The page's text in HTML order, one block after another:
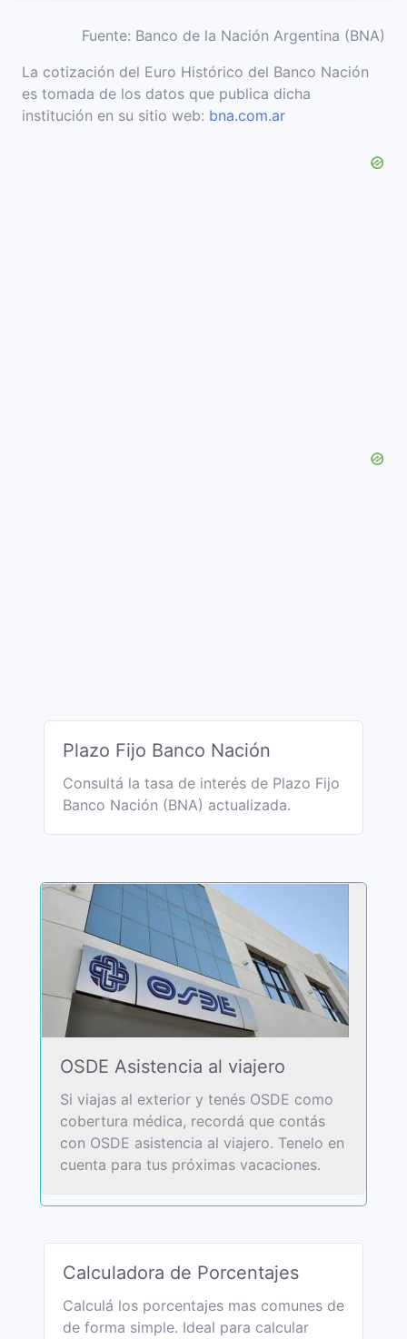
Fuente: Banco de la Nación Argentina (BNA)
La cotización del Euro Histórico del Banco Nación
es tomada de los datos que publica dicha
institución en su sitio web: bna.com.ar
Plazo Fijo Banco Nación
Consultá la tasa de interés de Plazo Fijo
Banco Nación (BNA) actualizada.
OSDE Asistencia al viajero
Si viajas al exterior y tenés OSDE como
cobertura médica, recordá que contás
con OSDE asistencia al viajero. Tenelo en
cuenta para tus próximas vacaciones.
Calculadora de Porcentajes
Calculá los porcentajes mas comunes de
de forma simple. Ideal para calcular